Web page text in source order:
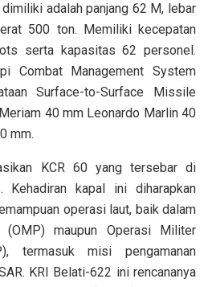
adalah panjang 62 M, lebar
500 ton. Memiliki kecepatan
serta kapasitas 62 personel.
Combat Management System
Surface-to-Surface Missile
40 mm Leonardo Marlin 40
mm.
KCR 60 yang tersebar di
kapal ini diharapkan
operasi laut, baik dalam
maupun Operasi Militer
termasuk misi pengamanan
KRI Belati-622 ini rencananya